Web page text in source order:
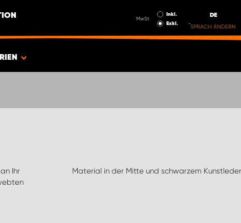
MwSt.
Inkl.
Exkl.
DE
SPRACH ÄNDERN
Ihr
Material in der Mitte und schwarzem